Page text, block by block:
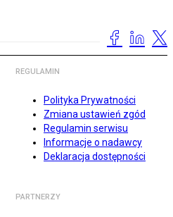
REGULAMIN
Polityka Prywatności
Zmiana ustawień zgód
Regulamin serwisu
Informacje o nadawcy
Deklaracja dostępności
PARTNERZY